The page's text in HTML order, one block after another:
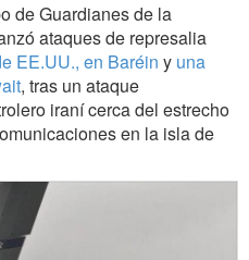
de Guardianes de la
ataques de represalia
EE.UU., en Baréin y una
, tras un ataque
iraní cerca del estrecho
en la isla de